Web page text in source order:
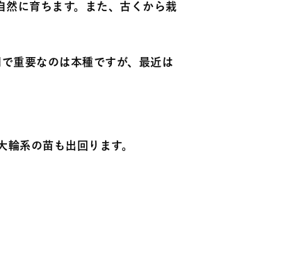
に育ちます。また、古くから栽
重要なのは本種ですが、最近は
系の苗も出回ります。